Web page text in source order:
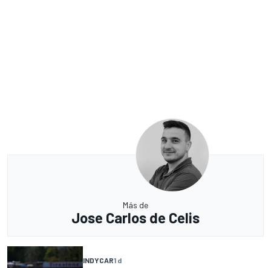
Más de
Jose Carlos de Celis
INDYCAR1 d